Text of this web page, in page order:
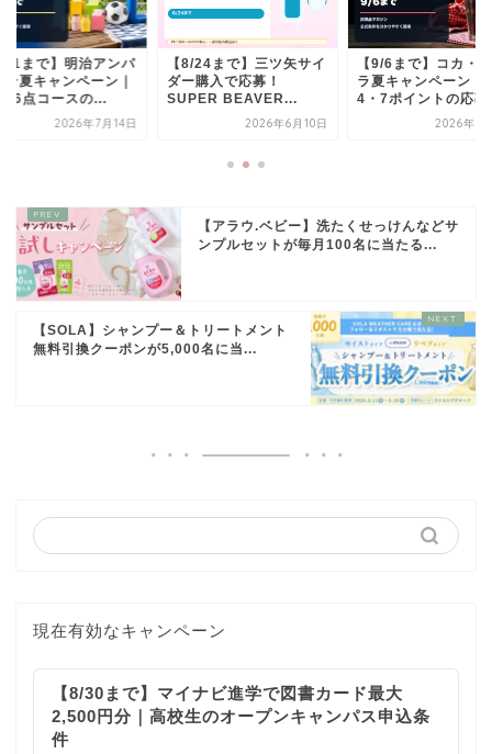
24まで】三ツ矢サイ
購入で応募！
BEAVER...
2026年6月10日
【9/6まで】コカ・コー
ラ夏キャンペーン｜1・
4・7ポイントの応募...
2026年7月14日
【8/31まで】明治ア
ンマン夏キャンペー
3点・6点コースの...
2026年7
【アラウ.ベビー】洗たくせっけんなどサ
ンプルセットが毎月100名に当たる...
【SOLA】シャンプー＆トリートメント
無料引換クーポンが5,000名に当...
現在有効なキャンペーン
【8/30まで】マイナビ進学で図書カード最大
2,500円分｜高校生のオープンキャンパス申込条
件